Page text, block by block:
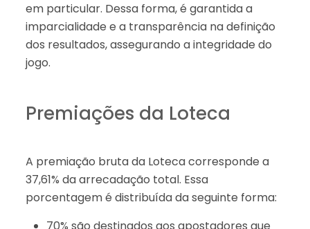
em particular. Dessa forma, é garantida a
imparcialidade e a transparência na definição
dos resultados, assegurando a integridade do
jogo.
Premiações da Loteca
A premiação bruta da Loteca corresponde a
37,61% da arrecadação total. Essa
porcentagem é distribuída da seguinte forma: